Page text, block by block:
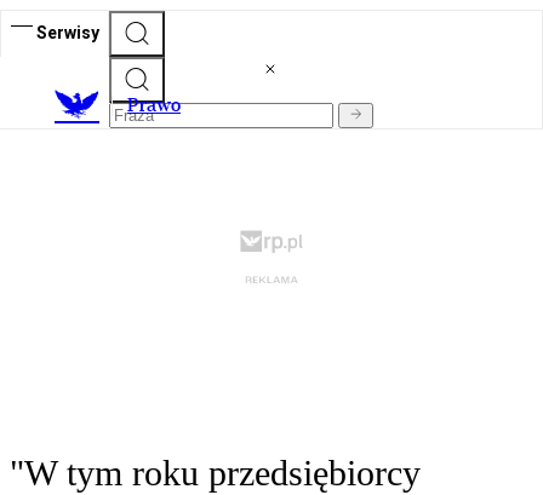
Serwisy
Prawo
"W tym roku przedsiębiorcy